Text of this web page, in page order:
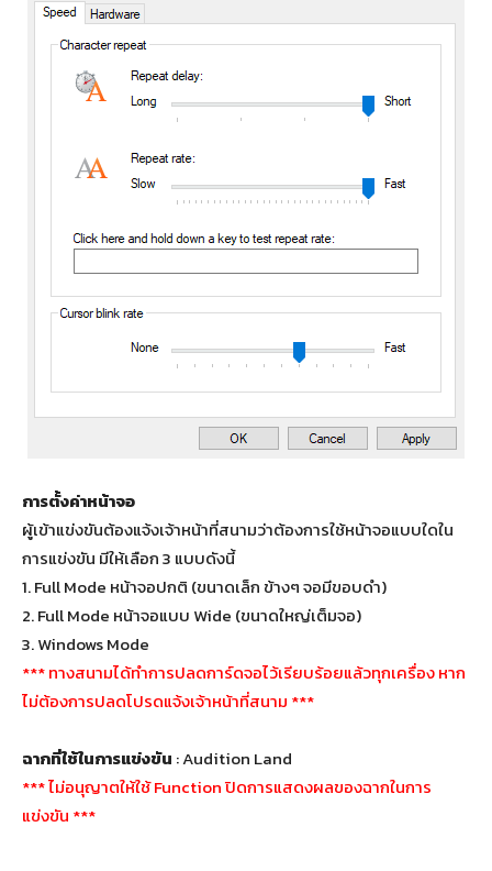
การตั้งค่าหน้าจอ
ผู้เข้าแข่งขันต้องแจ้งเจ้าหน้าที่สนามว่าต้องการใช้หน้าจอแบบใดใน
การแข่งขัน มีให้เลือก 3 แบบดังนี้
1. Full Mode หน้าจอปกติ (ขนาดเล็ก ข้างๆ จอมีขอบดำ)
2. Full Mode หน้าจอแบบ Wide (ขนาดใหญ่เต็มจอ)
3. Windows Mode
*** ทางสนามได้ทำการปลดการ์ดจอไว้เรียบร้อยแล้วทุกเครื่อง หาก
ไม่ต้องการปลดโปรดแจ้งเจ้าหน้าที่สนาม ***
ฉากที่ใช้ในการแข่งขัน : Audition Land
*** ไม่อนุญาตให้ใช้ Function ปิดการแสดงผลของฉากในการ
แข่งขัน ***